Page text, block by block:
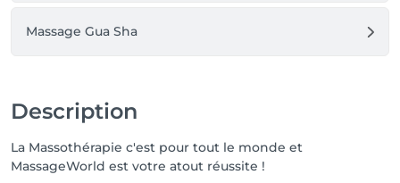
Massage Gua Sha
Description
La Massothérapie c'est pour tout le monde et
MassageWorld est votre atout réussite !